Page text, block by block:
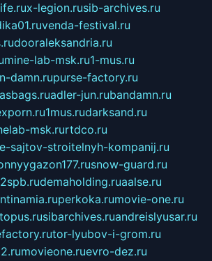
x-legion.rusib-archives.ru
venda-festival.ru
dooraleksandria.ru
mine-lab-msk.ru1-mus.ru
damn.rupurse-factory.ru
adler-jun.rubandamn.ru
1mus.rudarksand.ru
msk.rurtdco.ru
sajtov-stroitelnyh-kompanij.ru
snow-guard.ru
demaholding.ruaalse.ru
perkoka.rumovie-one.ru
sibarchives.ruandreislyusar.ru
tor-lyubov-i-grom.ru
movieone.ruevro-dez.ru